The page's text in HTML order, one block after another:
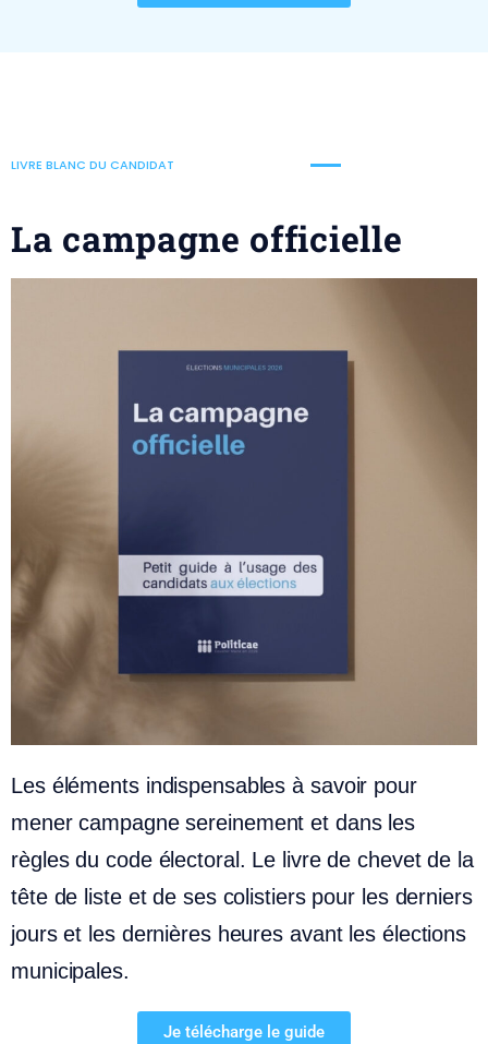
LIVRE BLANC DU CANDIDAT
La campagne officielle
Les éléments indispensables à savoir pour
mener campagne sereinement et dans les
règles du code électoral. Le livre de chevet de la
tête de liste et de ses colistiers pour les derniers
jours et les dernières heures avant les élections
municipales.
Je télécharge le guide